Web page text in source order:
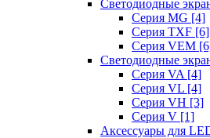
Светодиодные
Серия MG [4]
Серия TXF [6]
Серия VEM
Светодиодные
Серия VA [4]
Серия VL [4]
Серия VH [3]
Серия V [1]
Аксессуары для